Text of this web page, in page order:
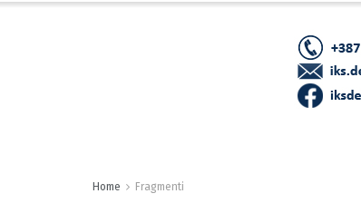
Home Fragmenti